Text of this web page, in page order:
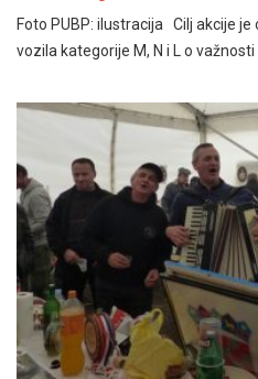
Foto PUBP: ilustracija Cilj akcije
vozila kategorije M, N i L o